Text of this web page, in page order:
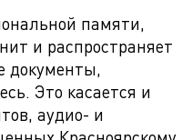
памяти,
и распространяет
документы,
Это касается и
аудио- и